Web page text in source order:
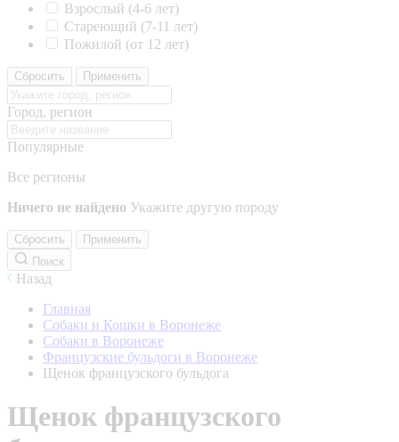
Взрослый (4-6 лет)
Стареющий (7-11 лет)
Пожилой (от 12 лет)
Сбросить Применить
Город, регион
Популярные
Все регионы
Ничего не найдено Укажите другую породу
Сбросить
Применить
Поиск
Назад
Главная
Собаки и Кошки в Воронеже
Собаки в Воронеже
Французские бульдоги в Воронеже
Щенок французского бульдога
Щенок французского